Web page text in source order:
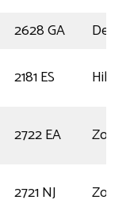
2628 GA
Delft
2181 ES
2722 EA
2721 NJ